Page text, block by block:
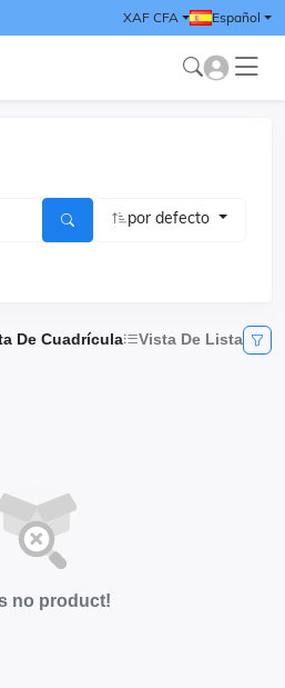
XAF CFA Español
por defecto
De Cuadrícula Vista De Lista
no product!